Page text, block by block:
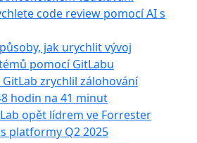
code review pomocí AI s
jak urychlit vývoj
pomocí GitLabu
GitLab zrychlil zálohování
hodin na 41 minut
opět lídrem ve Forrester
platformy Q2 2025